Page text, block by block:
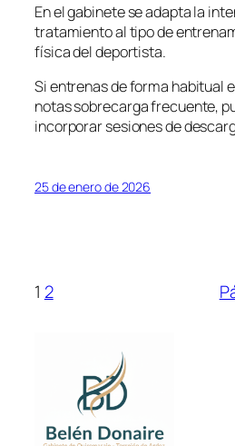
En el gabinete se adapta la
tratamiento al tipo de
física del deportista.
Si entrenas de forma habitual
notas sobrecarga frecuente,
incorporar sesiones de
25 de enero de 2026
1 2